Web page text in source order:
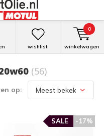
wishlist winkelwagen
0
(56)
op:
-17%
SALE